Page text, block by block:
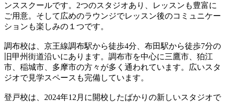
ンススクールです。2つのスタジオあり、レッスンも豊富に
ご用意。そして広めのラウンジでレッスン後のコミュニケー
ションも楽しみの１つです。
調布校は、京王線調布駅から徒歩4分、布田駅から徒歩7分の
旧甲州街道沿いにあります。調布市を中心に三鷹市、狛江
市、稲城市、多摩市の方々が多く通われています。広いスタ
ジオで見学スペースも完備しています。
登戸校は、2024年12月に開校したばかりの新しいスタジオで